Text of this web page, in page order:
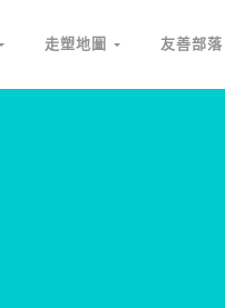
走塑地圖 友善部